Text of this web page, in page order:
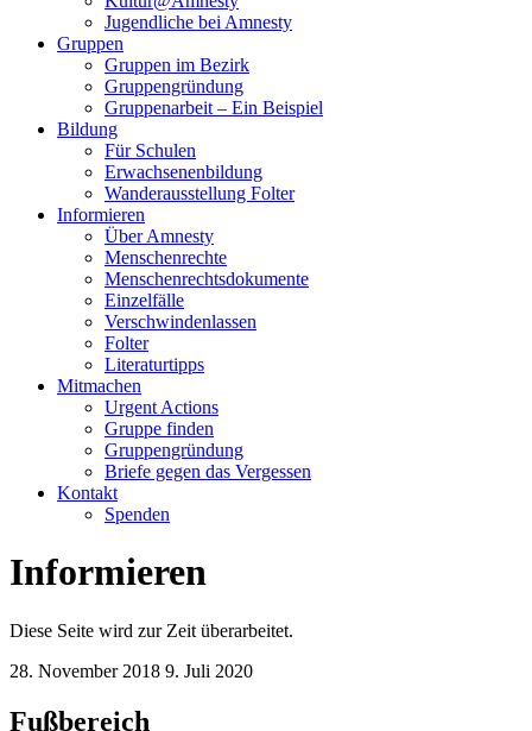
Jugendliche bei Amnesty
Gruppen
Gruppen im Bezirk
Gruppengründung
Gruppenarbeit – Ein Beispiel
Bildung
Für Schulen
Erwachsenenbildung
Wanderausstellung Folter
Informieren
Über Amnesty
Menschenrechte
Menschenrechtsdokumente
Einzelfälle
Verschwindenlassen
Folter
Literaturtipps
Mitmachen
Urgent Actions
Gruppe finden
Gruppengründung
Briefe gegen das Vergessen
Kontakt
Spenden
Informieren
Diese Seite wird zur Zeit überarbeitet.
28. November 2018 9. Juli 2020
Fußbereich